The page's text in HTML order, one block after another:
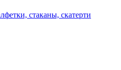
стаканы, скатерти